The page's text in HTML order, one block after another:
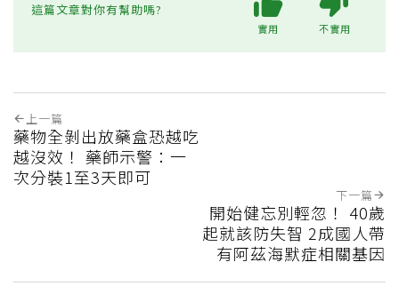
這篇文章對你有幫助嗎?
實用 不實用
上一篇
藥物全剝出放藥盒恐越吃
越沒效！ 藥師示警：一
次分裝1至3天即可
下一篇
開始健忘別輕忽！ 40歲
起就該防失智 2成國人帶
有阿茲海默症相關基因